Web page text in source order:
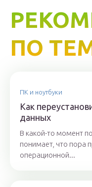
ПО
ПК и ноутбуки
Как
данных
В какой-то момент
понимает, что пора
операционной...